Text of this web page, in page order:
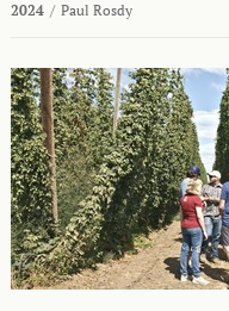
2024 / Paul Rosdy